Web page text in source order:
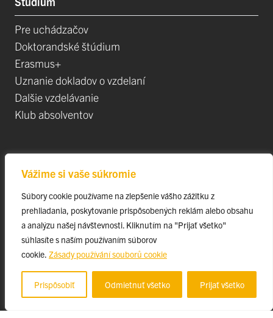
Vážime si vaše súkromie
Súbory cookie používame na zlepšenie vášho zážitku z
prehliadania, poskytovanie prispôsobených reklám alebo obsahu
a analýzu našej návštevnosti. Kliknutím na "Prijať všetko"
súhlasíte s naším používaním súborov
cookie. Zásady používání souborů cookie
Prispôsobiť Odmietnuť všetko Prijať všetko
Pre uchádzačov
Doktorandské štúdium
Erasmus+
Uznanie dokladov o vzdelaní
Dalšie vzdelávanie
Klub absolventov
Projekty
Špičkové tímy
TIP-UPJŠ
Vedecké parky
Evidencia publikačnej činnosti
Habilitačné a vymenúvacie konania